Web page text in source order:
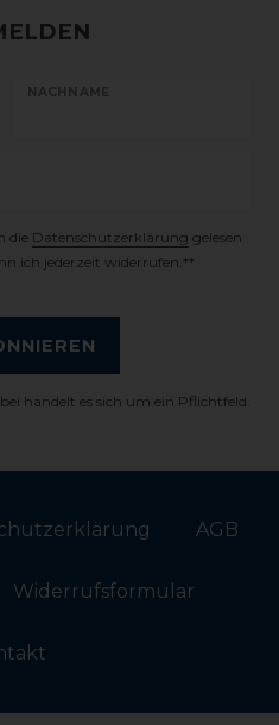
NACHNAME
die Daten­schutz­erklärung gelesen
ich jederzeit widerrufen.**
handelt es sich um ein Pflichtfeld.
AGB
Widerrufs­formular